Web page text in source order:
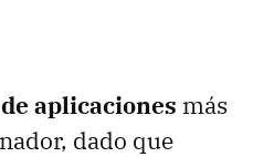
aplicaciones más
dado que